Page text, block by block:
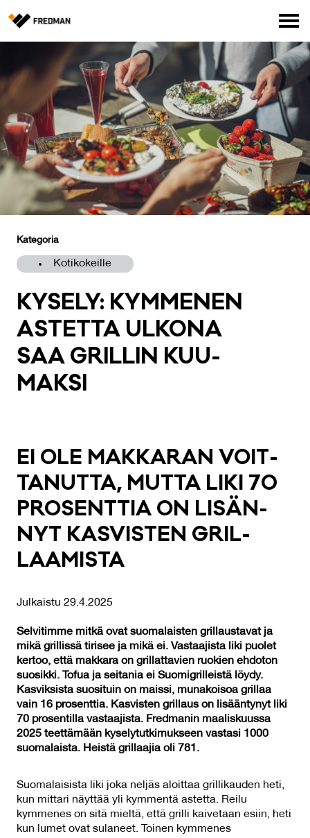
Tehtaanmyymälä
Verkkokauppa ammattilaisille
Hae
English Suomi
Kategoria
Kotikokeille
KY­SE­LY: KYM­ME­NEN
AS­TET­TA UL­KO­NA
SAA GRIL­LIN KUU­
MAK­SI
EI OLE MAK­KA­RAN VOIT­
TA­NUT­TA, MUT­TA LI­KI 70
PRO­SENT­TIA ON LI­SÄN­
NYT KAS­VIS­TEN GRIL­
LAA­MIS­TA
Julkaistu 29.4.2025
Selvitimme mitkä ovat suomalaisten grillaustavat ja
mikä grillissä tirisee ja mikä ei. Vastaajista liki puolet
kertoo, että makkara on grillattavien ruokien ehdoton
suosikki. Tofua ja seitania ei Suomigrilleistä löydy.
Kasviksista suosituin on maissi, munakoisoa grillaa
vain 16 prosenttia. Kasvisten grillaus on lisääntynyt liki
70 prosentilla vastaajista. Fredmanin maaliskuussa
2025 teettämään kyselytutkimukseen vastasi 1000
suomalaista. Heistä grillaajia oli 781.
Suomalaisista liki joka neljäs aloittaa grillikauden heti,
kun mittari näyttää yli kymmentä astetta. Reilu
kymmenes on sitä mieltä, että grilli kaivetaan esiin, heti
kun lumet ovat sulaneet. Toinen kymmenes